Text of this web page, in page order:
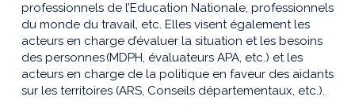
professionnels de l’Education Nationale, professionnels
du monde du travail, etc. Elles visent également les
acteurs en charge d’évaluer la situation et les besoins
des personnes (MDPH, évaluateurs APA, etc.) et les
acteurs en charge de la politique en faveur des aidants
sur les territoires (ARS, Conseils départementaux, etc.).